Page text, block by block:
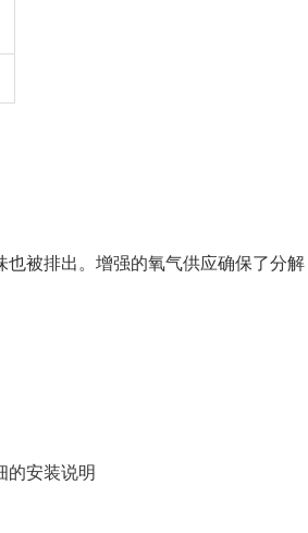
被排出。增强的氧气供应确保了分
的安装说明